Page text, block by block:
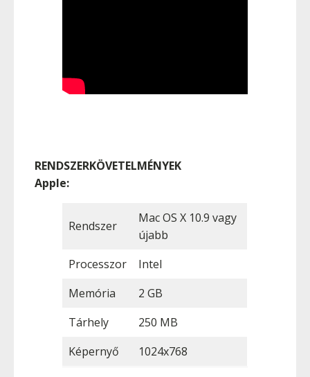
RENDSZERKÖVETELMÉNYEK
Apple:
Rendszer
Mac OS X 10.9 vagy
újabb
Processzor
Intel
Memória
2 GB
Tárhely
250 MB
Képernyő
1024x768